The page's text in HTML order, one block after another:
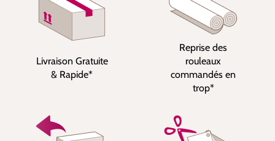
Livraison Gratuite
& Rapide*
Reprise des
rouleaux
commandés en
trop*